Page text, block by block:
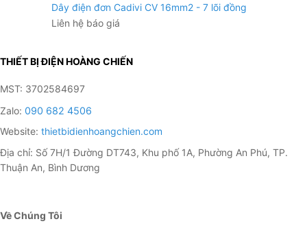
Dây điện đơn Cadivi CV 16mm2 - 7 lõi đồng
Liên hệ báo giá
THIẾT BỊ ĐIỆN HOÀNG CHIẾN
MST: 3702584697
Zalo: 090 682 4506
Website: thietbidienhoangchien.com
Địa chỉ: Số 7H/1 Đường DT743, Khu phố 1A, Phường An Phú, TP.
Thuận An, Bình Dương
Về Chúng Tôi